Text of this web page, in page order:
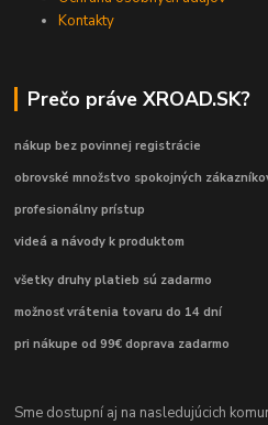
Kontakty
Prečo práve XROAD.SK?
nákup bez povinnej registrácie
obrovské množstvo spokojných
profesionálny prístup
videá a návody k produktom
všetky druhy platieb sú zadarmo
možnosť vrátenia tovaru do 14 dní
pri nákupe od 99€ doprava zadarmo
Sme dostupní aj na nasledujúcich